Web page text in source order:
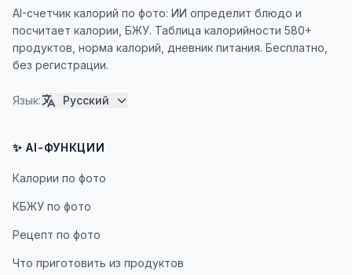
AI-счетчик калорий по фото: ИИ определит блюдо и
посчитает калории, БЖУ. Таблица калорийности 580+
продуктов, норма калорий, дневник питания. Бесплатно,
без регистрации.
Язык: Русский
✨ AI-ФУНКЦИИ
Калории по фото
КБЖУ по фото
Рецепт по фото
Что приготовить из продуктов